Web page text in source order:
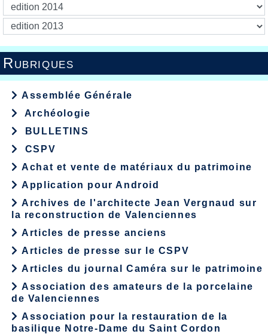
Rubriques
Assemblée Générale
Archéologie
BULLETINS
CSPV
Achat et vente de matériaux du patrimoine
Application pour Android
Archives de l'architecte Jean Vergnaud sur
la reconstruction de Valenciennes
Articles de presse anciens
Articles de presse sur le CSPV
Articles du journal Caméra sur le patrimoine
Association des amateurs de la porcelaine
de Valenciennes
Association pour la restauration de la
basilique Notre-Dame du Saint Cordon